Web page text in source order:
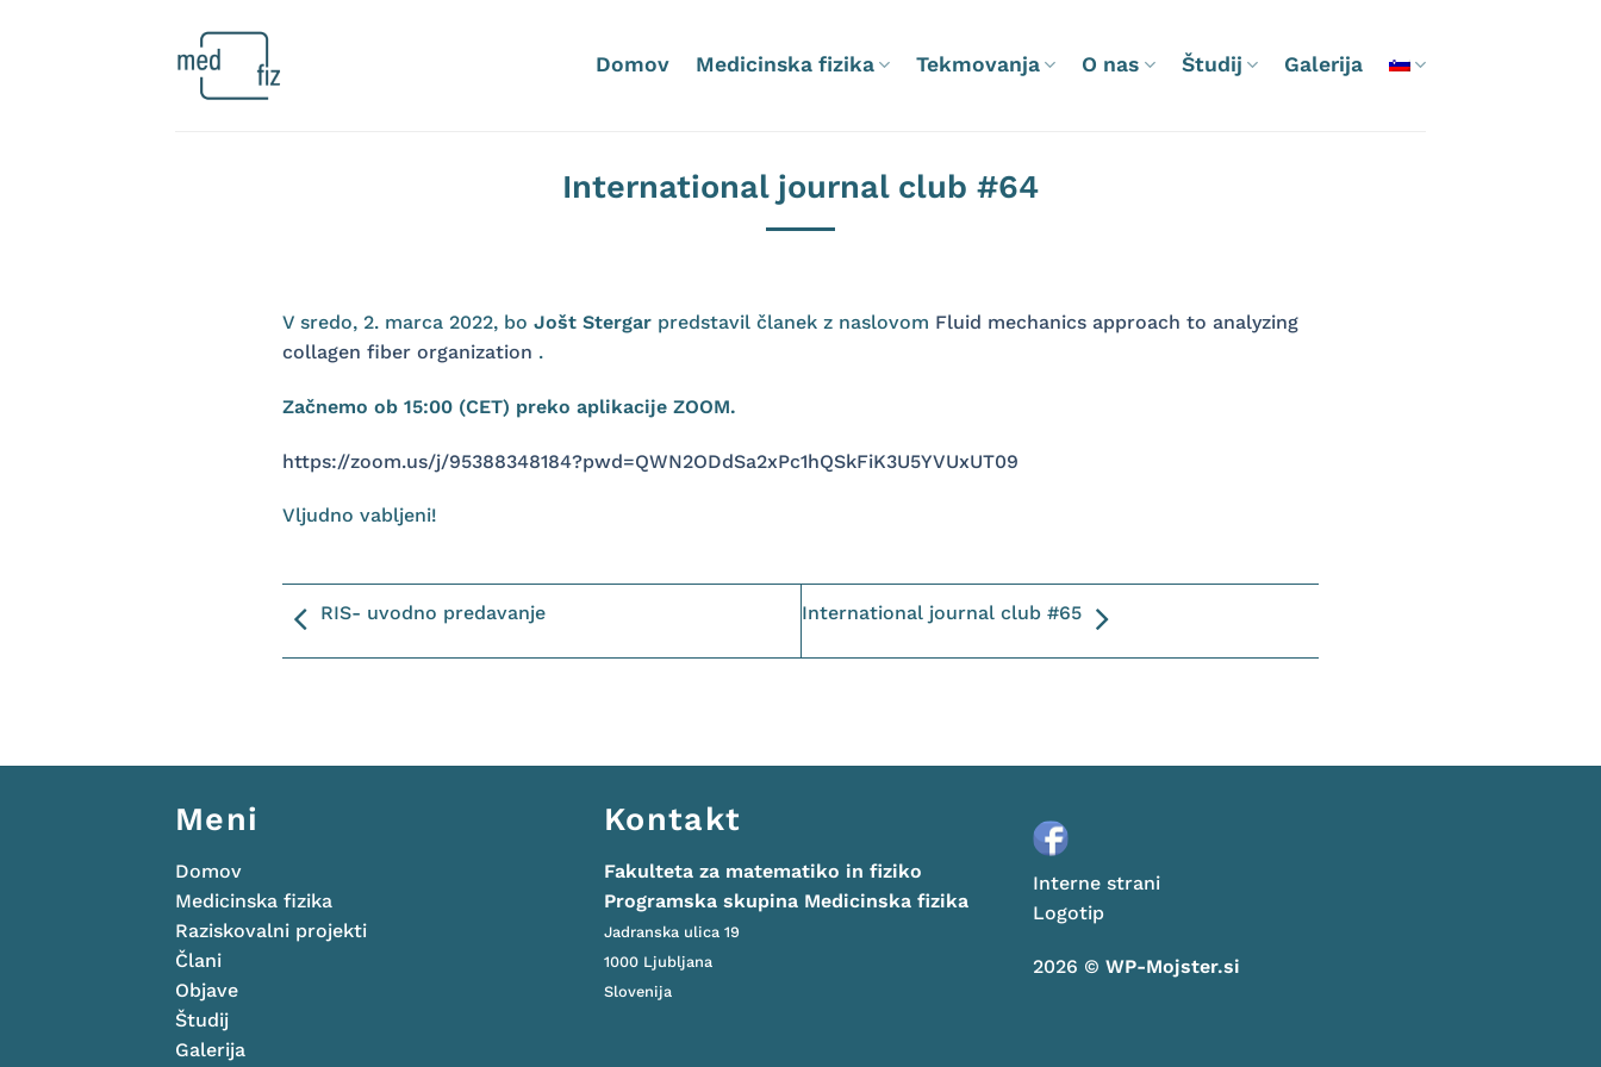
Domov Medicinska fizika Tekmovanja O nas Študij Galerija
International journal club #64
V sredo, 2. marca 2022, bo Jošt Stergar predstavil članek z naslovom Fluid mechanics approach to analyzing
collagen fiber organization .
Začnemo ob 15:00 (CET) preko aplikacije ZOOM.
https://zoom.us/j/95388348184?pwd=QWN2ODdSa2xPc1hQSkFiK3U5YVUxUT09
Vljudno vabljeni!
RIS- uvodno predavanje International journal club #65
Meni
Domov
Medicinska fizika
Raziskovalni projekti
Člani
Objave
Študij
Galerija
Kontakt
Fakulteta za matematiko in fiziko
Programska skupina Medicinska fizika
Jadranska ulica 19
1000 Ljubljana
Slovenija
Interne strani
Logotip
2026 © WP-Mojster.si